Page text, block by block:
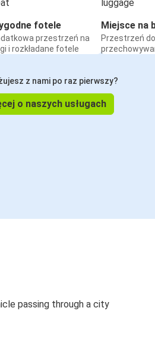
fotele
przestrzeń na
i rozkładane fotele
Miejsce na
Przestrzeń
z nami po raz pierwszy?
o naszych usługach